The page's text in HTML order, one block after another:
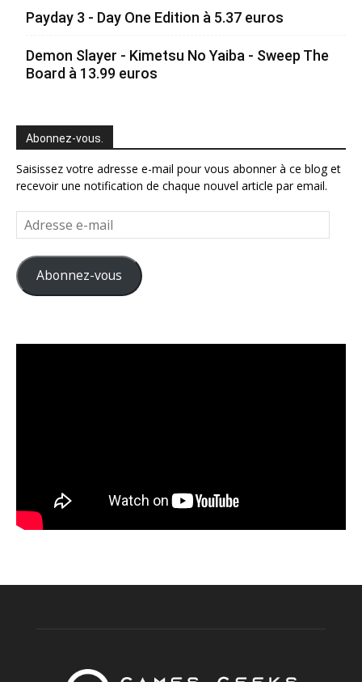
Payday 3 - Day One Edition à 5.37 euros
Demon Slayer - Kimetsu No Yaiba - Sweep The
Board à 13.99 euros
Abonnez-vous.
Saisissez votre adresse e-mail pour vous abonner à ce blog et
recevoir une notification de chaque nouvel article par email.
Adresse
e-
mail
Abonnez-vous